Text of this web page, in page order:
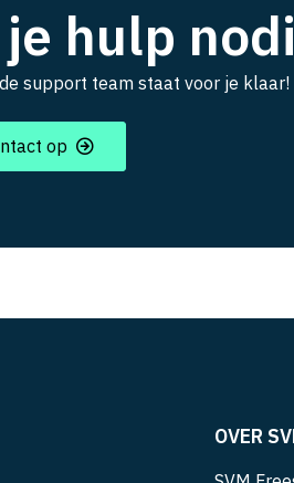
hulp
support team staat voor je klaar!
op
OVER